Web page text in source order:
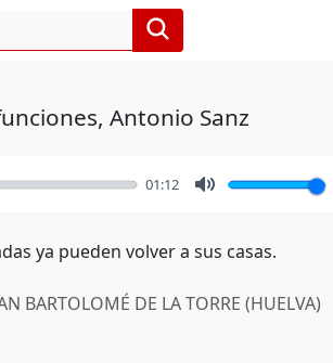
Antonio Sanz
01:12
ya pueden volver a sus casas.
BARTOLOMÉ DE LA TORRE (HUELVA)